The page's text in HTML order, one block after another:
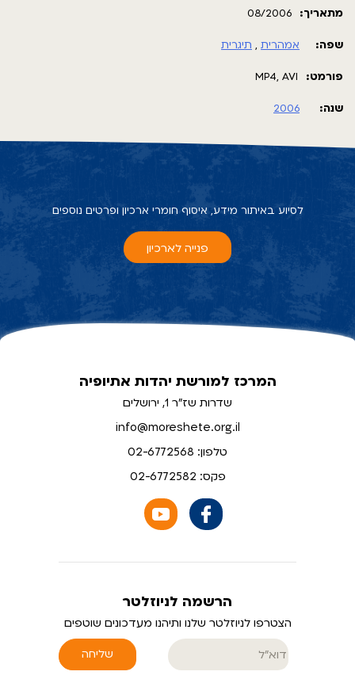
מתאריך: 08/2006
שפה: אמהרית תיגרית
פורמט: MP4, AVI
שנה: 2006
לסיוע באיתור מידע, איסוף חומרי ארכיון ופרטים נוספים
פנייה לארכיון
המרכז למורשת יהדות אתיופיה
שדרות שז"ר 1, ירושלים
info@moreshete.org.il
טלפון: 02-6772568
פקס: 02-6772582
הרשמה לניוזלטר
הצטרפו לניוזלטר שלנו ותיהנו מעדכונים שוטפים
שליחה